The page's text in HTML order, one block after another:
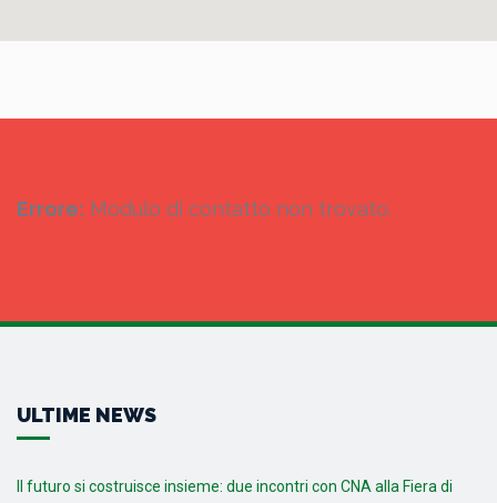
Errore: Modulo di contatto non trovato.
ULTIME NEWS
Il futuro si costruisce insieme: due incontri con CNA alla Fiera di